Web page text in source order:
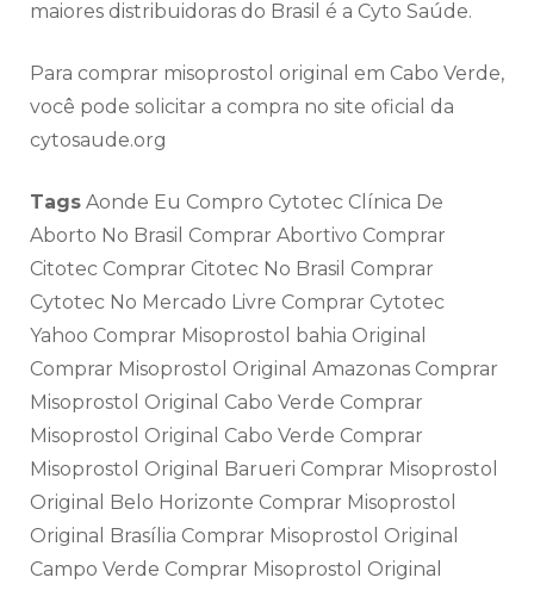
maiores distribuidoras do Brasil é a Cyto Saúde.
Para comprar misoprostol original em Cabo Verde,
você pode solicitar a compra no site oficial da
cytosaude.org
Tags Aonde Eu Compro Cytotec Clínica De
Aborto No Brasil Comprar Abortivo Comprar
Citotec Comprar Citotec No Brasil Comprar
Cytotec No Mercado Livre Comprar Cytotec
Yahoo Comprar Misoprostol bahia Original
Comprar Misoprostol Original Amazonas Comprar
Misoprostol Original Cabo Verde Comprar
Misoprostol Original Cabo Verde Comprar
Misoprostol Original Barueri Comprar Misoprostol
Original Belo Horizonte Comprar Misoprostol
Original Brasília Comprar Misoprostol Original
Campo Verde Comprar Misoprostol Original